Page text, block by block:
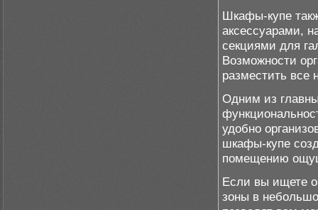
Шкафы-купе
аксессуарами,
секциями для
Возможности
разместить все
Одним из
удобно
шкафы-купе
помещению
Если вы ищете
зоны в